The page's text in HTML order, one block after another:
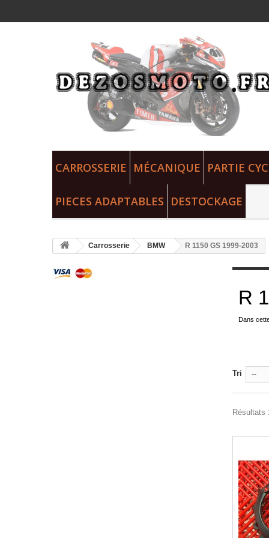
CARROSSERIE MÉCANIQUE PARTIE
PIECES ADAPTABLES DESTOCKAGE
Carrosserie BMW R 1150 GS 1999-2003
R
Dans
Tri --
Résultats